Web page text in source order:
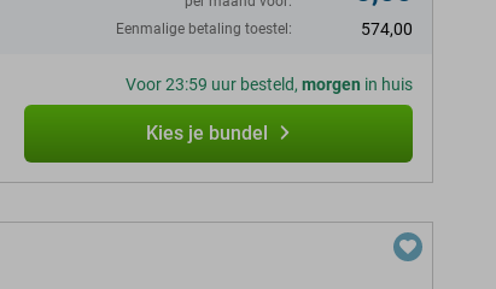
Eenmalige betaling toestel: 574,00
Voor 23:59 uur besteld, morgen in huis
Kies je bundel